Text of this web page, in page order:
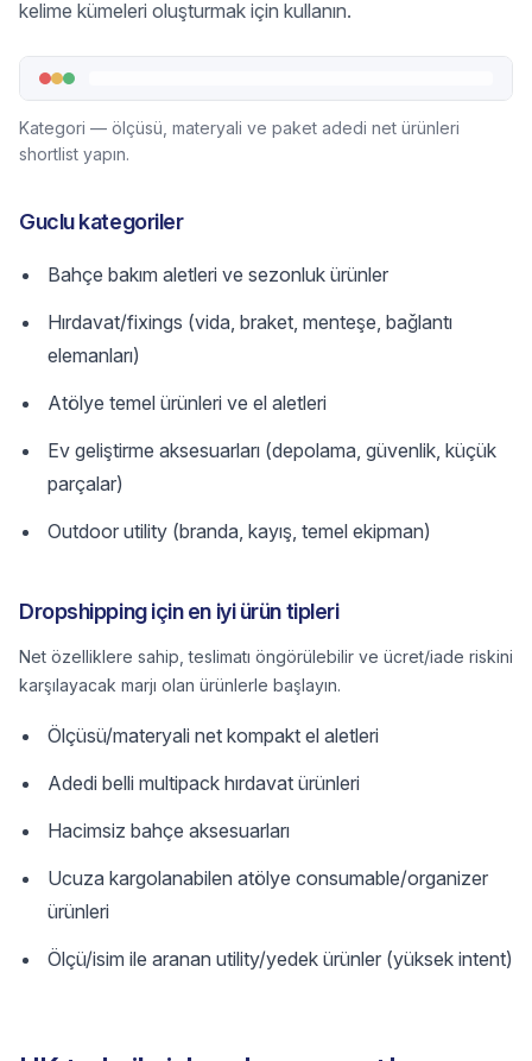
kelime kümeleri oluşturmak için kullanın.
Kategori — ölçüsü, materyali ve paket adedi net ürünleri
shortlist yapın.
Guclu kategoriler
Bahçe bakım aletleri ve sezonluk ürünler
Hırdavat/fixings (vida, braket, menteşe, bağlantı
elemanları)
Atölye temel ürünleri ve el aletleri
Ev geliştirme aksesuarları (depolama, güvenlik, küçük
parçalar)
Outdoor utility (branda, kayış, temel ekipman)
Dropshipping için en iyi ürün tipleri
Net özelliklere sahip, teslimatı öngörülebilir ve ücret/iade riskini
karşılayacak marjı olan ürünlerle başlayın.
Ölçüsü/materyali net kompakt el aletleri
Adedi belli multipack hırdavat ürünleri
Hacimsiz bahçe aksesuarları
Ucuza kargolanabilen atölye consumable/organizer
ürünleri
Ölçü/isim ile aranan utility/yedek ürünler (yüksek intent)